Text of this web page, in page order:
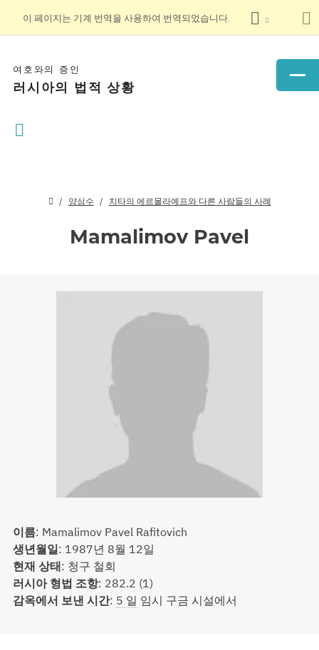
이 페이지는 기계 번역을 사용하여 번역되었습니다.
여호와의 증인
러시아의 법적 상황
양심수 치타의 에르몰라예프와 다른 사람들의 사례
Mamalimov Pavel
이름: Mamalimov Pavel Rafitovich
생년월일: 1987년 8월 12일
현재 상태: 청구 철회
러시아 형법 조항: 282.2 (1)
감옥에서 보낸 시간: 5 일 임시 구금 시설에서